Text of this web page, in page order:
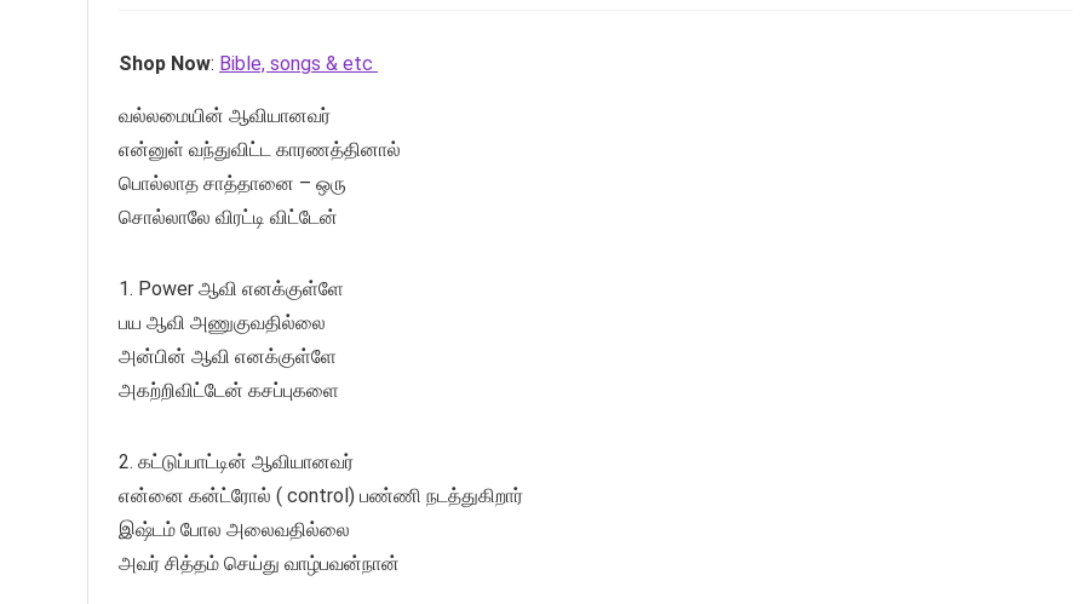
Shop Now: Bible, songs & etc
வல்லமையின் ஆவியானவர்
என்னுள் வந்துவிட்ட காரணத்தினால்
பொல்லாத சாத்தானை – ஒரு
சொல்லாலே விரட்டி விட்டேன்
1. Power ஆவி எனக்குள்ளே
பய ஆவி அணுகுவதில்லை
அன்பின் ஆவி எனக்குள்ளே
அகற்றிவிட்டேன் கசப்புகளை
2. கட்டுப்பாட்டின் ஆவியானவர்
என்னை கன்ட்ரோல் ( control) பண்ணி நடத்துகிறார்
இஷ்டம் போல அலைவதில்லை
அவர் சித்தம் செய்து வாழ்பவன்நான்